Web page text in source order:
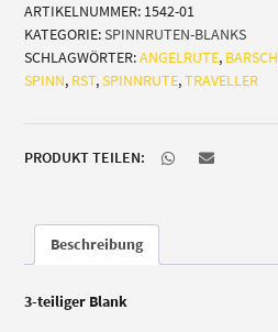
(Barsch/Forelle)
Menge
ARTIKELNUMMER: 1542-01
KATEGORIE:SPINNRUTEN-BLANKS
SCHLAGWÖRTER:ANGELRUTE, BARSCH
SPINN, RST,SPINNRUTE,TRAVELLER
PRODUKT TEILEN:
Beschreibung
3-teiliger Blank